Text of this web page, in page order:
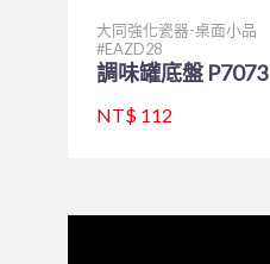
大同強化瓷器-桌面小品
EAZD28
調味罐底盤 P7073
NT$ 112